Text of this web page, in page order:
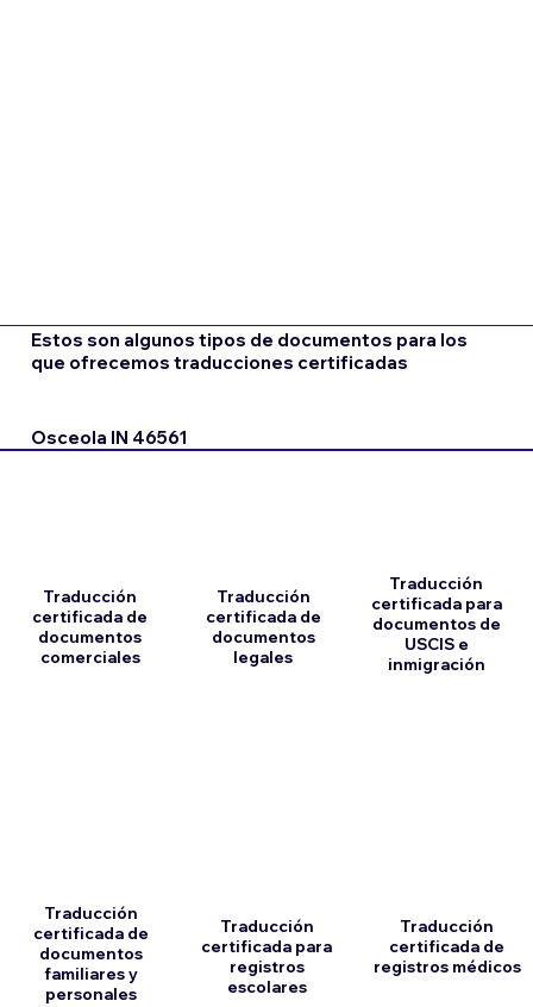
Estos son algunos tipos de documentos para los
que ofrecemos traducciones certificadas
Osceola IN 46561
Traducción
certificada de
documentos
comerciales
Traducción
certificada de
documentos
familiares y
personales
Traducción
certificada de
documentos
legales
Traducción
certificada para
registros
escolares
Traducción
certificada para
documentos de
USCIS e
inmigración
Traducción
certificada de
registros médicos